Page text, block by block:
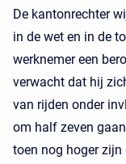
De kantonrechter
in de wet en in de
werknemer een
verwacht dat hij
van rijden onder
om half zeven
toen nog hoger